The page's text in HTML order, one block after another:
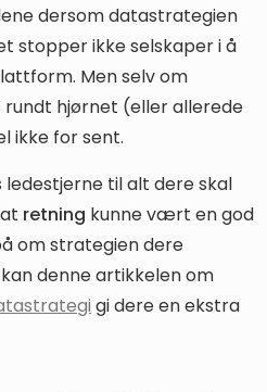
dersom datastrategien
stopper ikke selskaper i å
Men selv om
hjørnet (eller allerede
ikke for sent.
til alt dere skal
retning kunne vært en god
om strategien dere
denne artikkelen om
gi dere en ekstra